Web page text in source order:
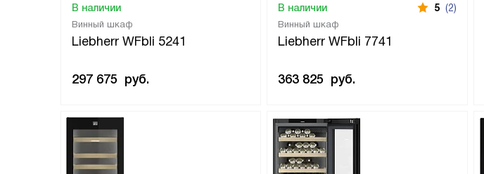
Винный шкаф
Liebherr WFbli 5241
В наличии
297 675 руб.
Винный шкаф
Liebherr WFbli 7741
В наличии 5 (2)
363 825 руб.